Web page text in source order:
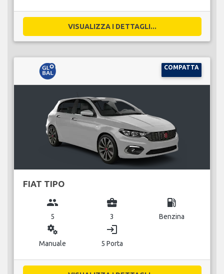
VISUALIZZA I DETTAGLI...
COMPATTA
FIAT TIPO
group
5
business_center
3
local_gas_station
Benzina
miscellaneous_services
Manuale
login
5 Porta